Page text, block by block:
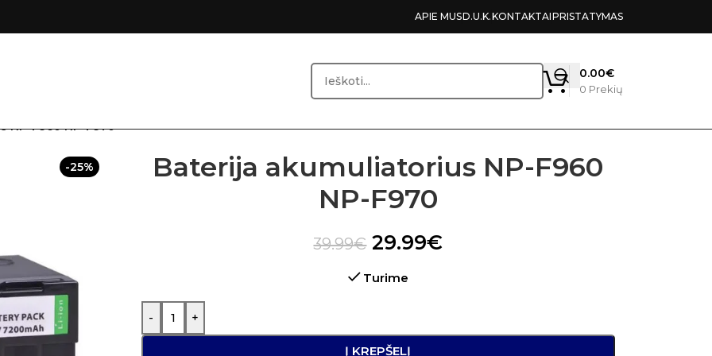
APIE MUSD.U.K.KONTAKTAIPRISTATYMAS
0 Prekių
0.00€
NP-F960 NP-F970
-25%
Baterija akumuliatorius NP-F960
NP-F970
39.99€ 29.99€
Turime
- +
Į KREPŠELĮ